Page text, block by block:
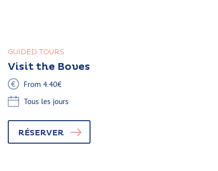
GUIDED TOURS
Visit the Boves
From 4.40€
Tous les jours
RÉSERVER